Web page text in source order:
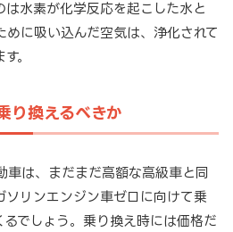
は水素が化学反応を起こした水と
めに吸い込んだ空気は、浄化されて
。
り換えるべきか
車は、まだまだ高額な高級車と同
ソリンエンジン車ゼロに向けて乗
るでしょう。乗り換え時には価格だ